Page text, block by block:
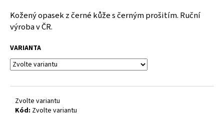
Kožený opasek z černé kůže s černým prošitím. Ruční
výroba v ČR.
VARIANTA
Zvolte variantu
Kód: Zvolte variantu
o
p
o
r